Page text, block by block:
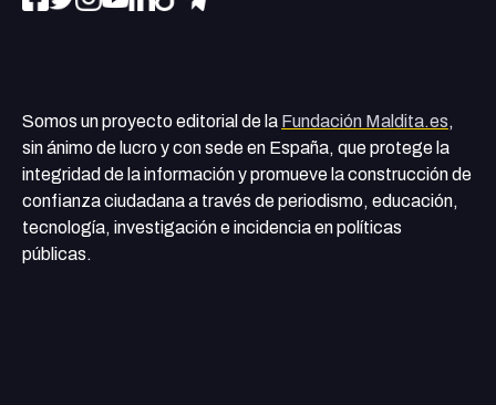
Somos un proyecto editorial de la Fundación Maldita.es,
sin ánimo de lucro y con sede en España, que protege la
integridad de la información y promueve la construcción de
confianza ciudadana a través de periodismo, educación,
tecnología, investigación e incidencia en políticas
públicas.